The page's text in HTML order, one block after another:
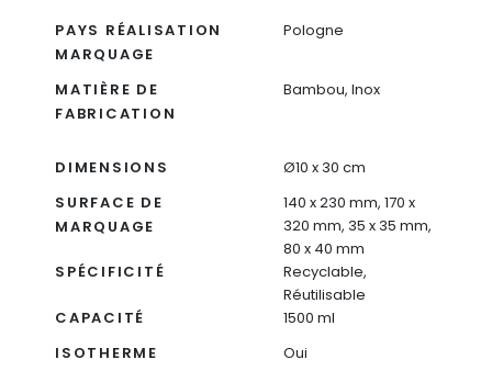
PAYS RÉALISATION
MARQUAGE
Pologne
MATIÈRE DE
FABRICATION
Bambou, Inox
DIMENSIONS
Ø10 x 30 cm
SURFACE DE
MARQUAGE
140 x 230 mm, 170 x
320 mm, 35 x 35 mm,
80 x 40 mm
SPÉCIFICITÉ
Recyclable,
Réutilisable
CAPACITÉ
1500 ml
ISOTHERME
Oui